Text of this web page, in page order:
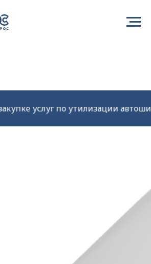
автошин +7 (495) 4 193 193,